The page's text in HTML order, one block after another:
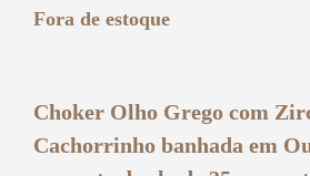
Fora de estoque
Choker Olho Grego com
Cachorrinho banhada em